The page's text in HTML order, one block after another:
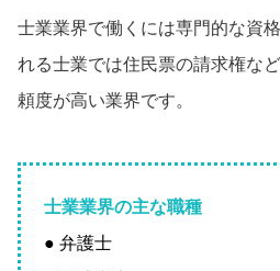
士業業界で働くには専門的な資
れる士業では住民票の請求権な
頼度が高い業界です。
士業業界の主な職種
● 弁護士